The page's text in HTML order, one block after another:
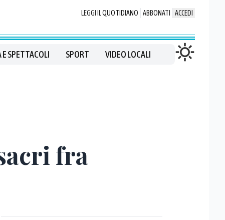
LEGGI IL QUOTIDIANO ABBONATI ACCEDI
E SPETTACOLI SPORT VIDEO LOCALI
fra